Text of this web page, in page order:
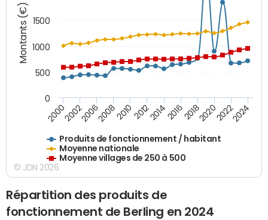
Montants (€)
Produits de fonctionnement / habitant
Moyenne nationale
Moyenne villages de 250 à 500
200020022006200820102012201420162018202020222024
0
500
1000
1500
© JDN 2026
Répartition des produits de
fonctionnement de Berling en 2024